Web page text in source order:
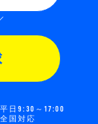
平日9:30～17:00
全国対応